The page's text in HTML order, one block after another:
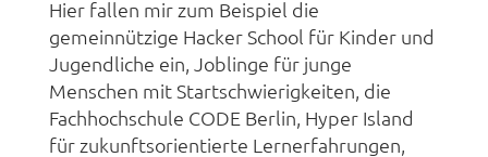
Hier fallen mir zum Beispiel die
gemeinnützige Hacker School für Kinder und
Jugendliche ein, Joblinge für junge
Menschen mit Startschwierigkeiten, die
Fachhochschule CODE Berlin, Hyper Island
für zukunftsorientierte Lernerfahrungen,